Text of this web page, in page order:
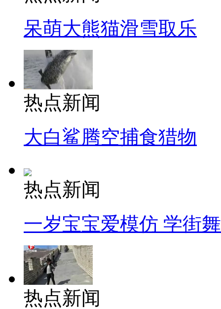
呆萌大熊猫滑雪取乐
热点新闻
大白鲨腾空捕食猎物
热点新闻
一岁宝宝爱模仿 学街
热点新闻